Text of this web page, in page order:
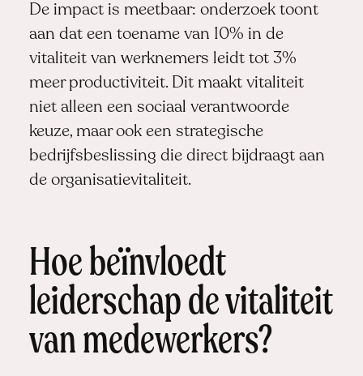
De impact is meetbaar: onderzoek toont
aan dat een toename van 10% in de
vitaliteit van werknemers leidt tot 3%
meer productiviteit. Dit maakt vitaliteit
niet alleen een sociaal verantwoorde
keuze, maar ook een strategische
bedrijfsbeslissing die direct bijdraagt aan
de organisatievitaliteit.
Hoe beïnvloedt
leiderschap de vitaliteit
van medewerkers?